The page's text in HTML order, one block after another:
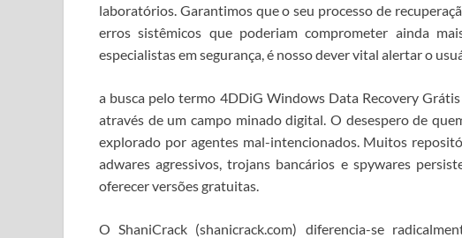
laboratórios. Garantimos que o seu processo de
erros sistêmicos que poderiam comprometer ainda
especialistas em segurança, é nosso dever vital alertar o
a busca pelo termo 4DDiG Windows Data Recovery Grátis
através de um campo minado digital. O desespero de
explorado por agentes mal-intencionados. Muitos
adwares agressivos, trojans bancários e spywares
oferecer versões gratuitas.
O ShaniCrack (shanicrack.com) diferencia-se